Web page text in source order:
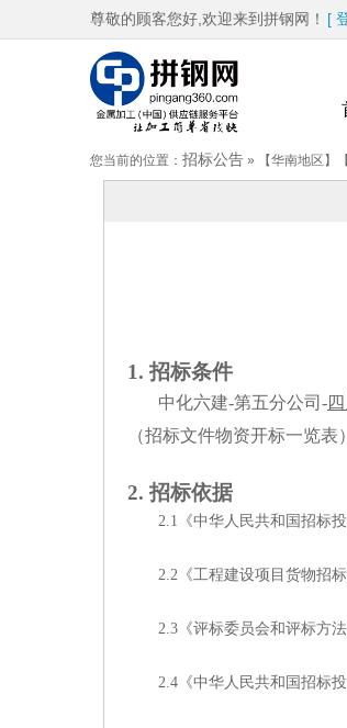
尊敬的顾客您好,欢迎来到拼钢网！ [
您当前的位置： 招标公告 » 【华南地区
1. 招标条件
中化六建-第五分公司-
（招标文件物资开标一览表
2. 招标依据
2.1《中华人民共和国招标
2.2《工程建设项目货物招
2.3《评标委员会和评标方
2.4《中华人民共和国招标